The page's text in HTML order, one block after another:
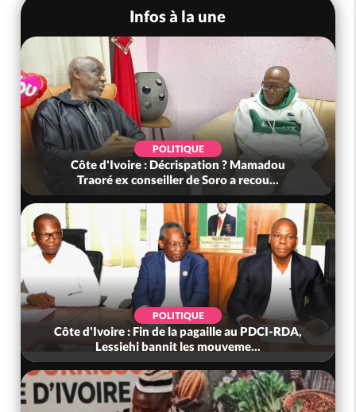
Infos à la une
POLITIQUE
Côte d'Ivoire : Décrispation ? Mamadou
Traoré ex conseiller de Soro a recou...
POLITIQUE
Côte d'Ivoire : Fin de la pagaille au PDCI-RDA,
Lessiehi bannit les mouveme...